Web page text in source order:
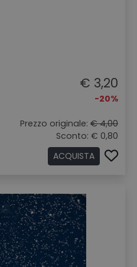
€ 3,20
-20%
Prezzo originale: € 4,00
Sconto: € 0,80
ACQUISTA